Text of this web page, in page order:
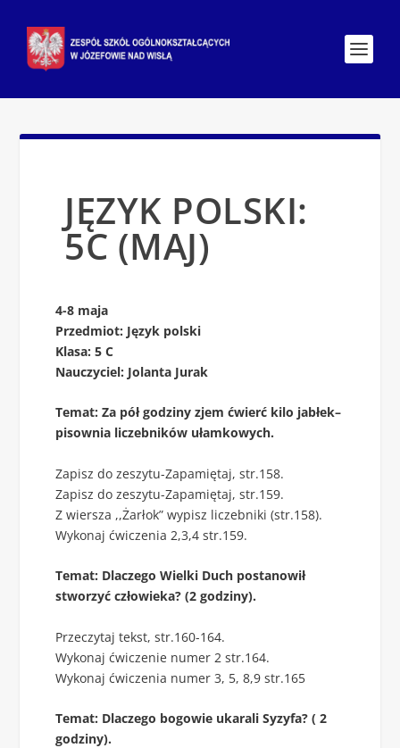
JĘZYK POLSKI:
5C (MAJ)
4-8 maja
Przedmiot: Język polski
Klasa: 5 C
Nauczyciel: Jolanta Jurak
Temat: Za pół godziny zjem ćwierć kilo jabłek–
pisownia liczebników ułamkowych.
Zapisz do zeszytu-Zapamiętaj, str.158.
Zapisz do zeszytu-Zapamiętaj, str.159.
Z wiersza ,,Żarłok” wypisz liczebniki (str.158).
Wykonaj ćwiczenia 2,3,4 str.159.
Temat: Dlaczego Wielki Duch postanowił
stworzyć człowieka? (2 godziny).
Przeczytaj tekst, str.160-164.
Wykonaj ćwiczenie numer 2 str.164.
Wykonaj ćwiczenia numer 3, 5, 8,9 str.165
Temat: Dlaczego bogowie ukarali Syzyfa? ( 2
godziny).